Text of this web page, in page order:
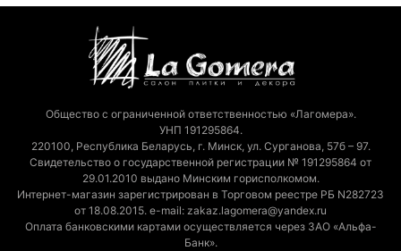
Общество с ограниченной ответственностью «Лагомера».
УНП 191295864.
220100, Республика Беларусь, г. Минск, ул. Сурганова, 57б – 97.
Свидетельство о государственной регистрации № 191295864 от
29.01.2010 выдано Минским горисполкомом.
Интернет-магазин зарегистрирован в Торговом реестре РБ N282723
от 18.08.2015. e-mail: zakaz.lagomera@yandex.ru
Оплата банковскими картами осуществляется через ЗАО «Альфа-
Банк».